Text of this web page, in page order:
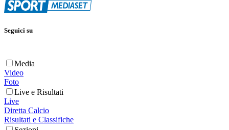
Seguici su
Media
Video
Foto
Live e Risultati
Live
Diretta Calcio
Risultati e Classifiche